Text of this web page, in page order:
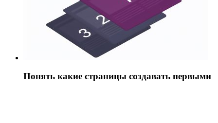
Понять какие страницы создавать первыми